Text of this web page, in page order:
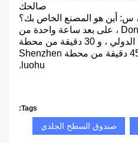
صالحك
ج: يقع في مدينة Dongguan ، على بعد ساعة واحدة من
مطار Shenzhen الدولي ، و 30 دقيقة من محطة
Guangzhou East ، و 45 دقيقة من محطة Shenzhen
luohu.
Tags:
صندوق السطح الجلدي